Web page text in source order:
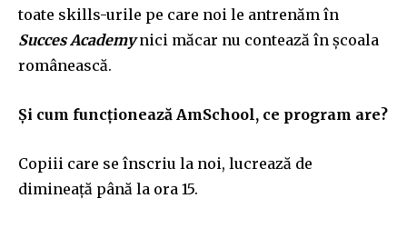
toate skills-urile pe care noi le antrenăm în
Succes Academy nici măcar nu contează în școala
românească.
Și cum funcționează AmSchool, ce program are?
Copiii care se înscriu la noi, lucrează de
dimineață până la ora 15.